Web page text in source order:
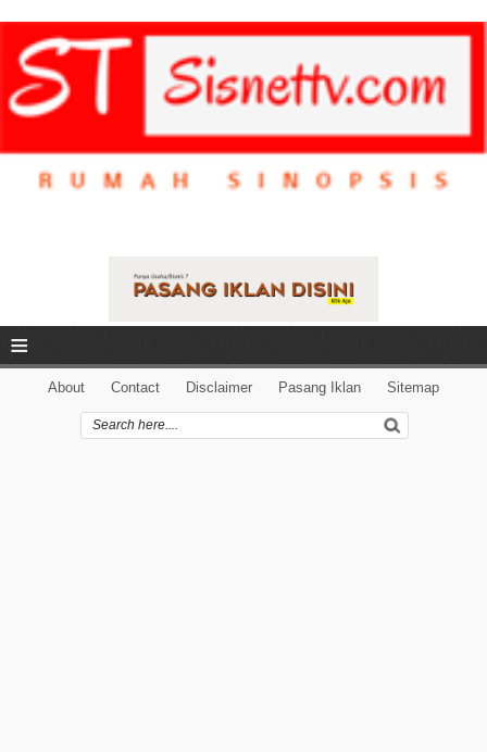
≡
About Contact Disclaimer Pasang Iklan Sitemap